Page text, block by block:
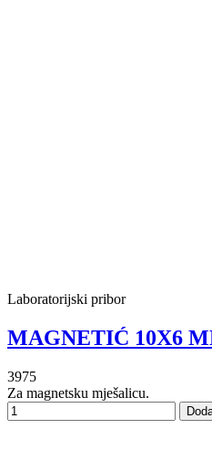
Laboratorijski pribor
MAGNETIĆ 10X6
3975
Za magnetsku mješalicu.